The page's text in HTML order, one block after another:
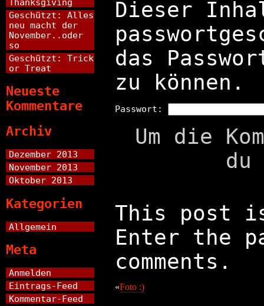
Dieser
das
zu können.
Passwort:
Um die
du
This post
Enter the
comments.
«Foto :)
Geschützt: Alles
neu macht der
November..oder
so
Geschützt: Trick
or Treat
Neueste
Kommentare
Archiv
Dezember 2013
November 2013
Oktober 2013
Kategorien
Allgemein
Meta
Anmelden
Eintrags-Feed
Kommentar-Feed